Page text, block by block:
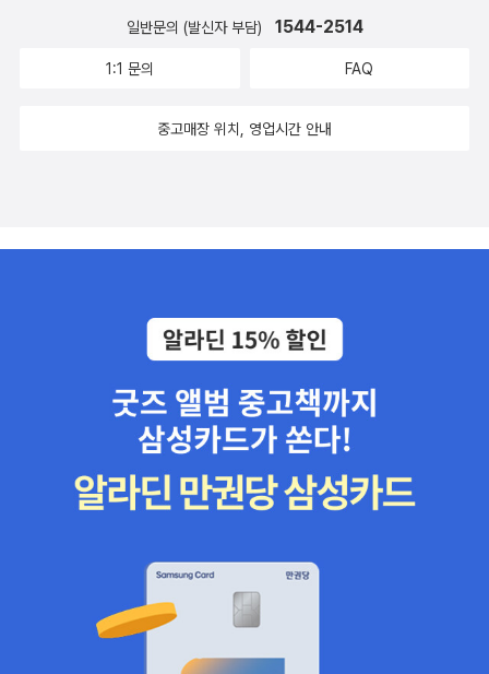
일반문의 (발신자 부담) 1544-2514
1:1 문의 FAQ
중고매장 위치, 영업시간 안내